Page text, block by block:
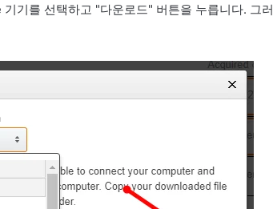
기를 선택하고 "다운로드" 버튼을 누릅니다. 그